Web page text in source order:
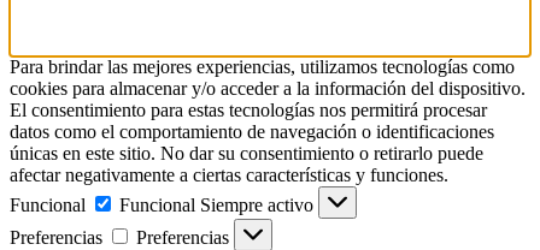
Para brindar las mejores experiencias, utilizamos tecnologías como
cookies para almacenar y/o acceder a la información del dispositivo.
El consentimiento para estas tecnologías nos permitirá procesar
datos como el comportamiento de navegación o identificaciones
únicas en este sitio. No dar su consentimiento o retirarlo puede
afectar negativamente a ciertas características y funciones.
Funcional
Funcional Siempre activo
Preferencias
Preferencias